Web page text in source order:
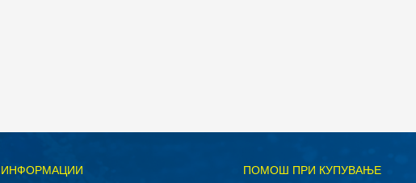
ИНФОРМАЦИИ
ПОМОШ ПРИ КУПУВАЊЕ